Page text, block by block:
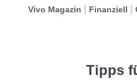
Vivo Magazin Finanziell
Tipps